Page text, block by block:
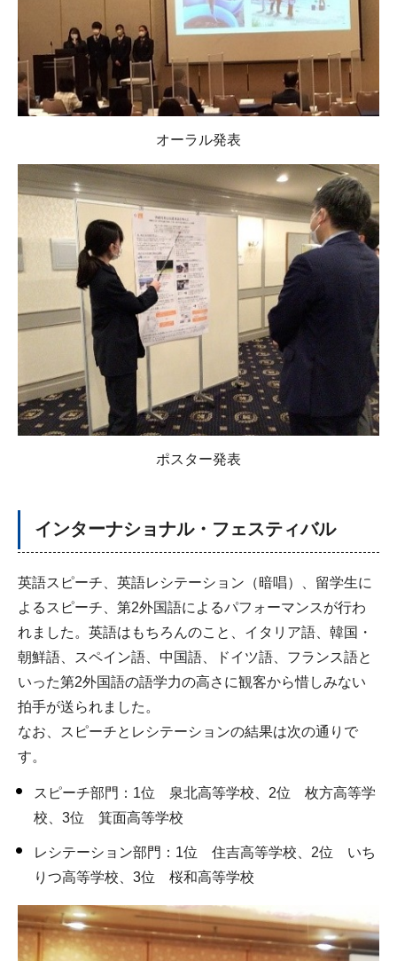
オーラル発表
ポスター発表
インターナショナル・フェスティバル
英語スピーチ、英語レシテーション（暗唱）、留学生に
よるスピーチ、第2外国語によるパフォーマンスが行わ
れました。英語はもちろんのこと、イタリア語、韓国・
朝鮮語、スペイン語、中国語、ドイツ語、フランス語と
いった第2外国語の語学力の高さに観客から惜しみない
拍手が送られました。
なお、スピーチとレシテーションの結果は次の通りで
す。
スピーチ部門：1位 泉北高等学校、2位 枚方高等学
校、3位 箕面高等学校
レシテーション部門：1位 住吉高等学校、2位 いち
りつ高等学校、3位 桜和高等学校